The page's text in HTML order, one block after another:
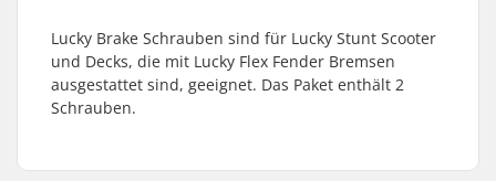
Lucky Brake Schrauben sind für Lucky Stunt Scooter
und Decks, die mit Lucky Flex Fender Bremsen
ausgestattet sind, geeignet. Das Paket enthält 2
Schrauben.